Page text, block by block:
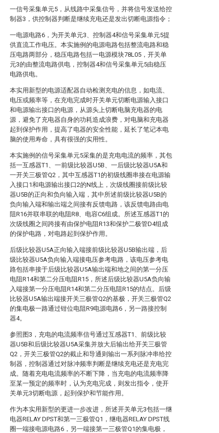
一信号采集单元5，从线路中采集信号，并将信号发送给控
制器3，供控制器判断是继续充电还是发出切断电源指令；
一电源电路6，为开关单元3、控制器4和信号采集单元5提
供直流工作电压。本实施例的电源电路包括整流电路和稳
压电路两部分，稳压电路包括一电源模块78L05，开关单
元3的由整流电路供电，控制器4和信号采集单元5由稳压
电路供电。
本实用新型的电源适配器自动检测充电的信息，如电流、
电压或频率等，在充电完成时开关单元切断电源输入接口
和电源输出接口的电源，从源头上切断电脑充电器的电
源，避免了充电器自身的功耗造成浪费，对电脑和充电器
起到保护作用，提高了电器的安全性能，延长了笔记本电
脑的使用寿命，具有很强的实用性。
本实施例的信号采集单元5采集的是充电电流的频率，其包
括一互感器T1、一前级比较器U5B、一后级比较器U5A和
一开关三极管Q2，其中互感器T1的初级线圈串接在电源输
入接口1和电源输出接口2的N线上，次级线圈接前级比较
器U5B的正向和负向输入端，其中所述前级比较器U5B的
负向输入端和输出端之间接有反馈电路，该反馈电路由电
阻R16并联串联的电阻R8、电容C6组成。所述互感器T1的
次级线圈之间跨接有由保护电阻R13和保护二极管D4组成
的保护电路，对电路起到保护作用。
后级比较器U5A正向输入端接前级比较器U5B输出端，后
级比较器U5A负向输入端接电压参考电路，该电压参考电
路包括串接于后级比较器U5A输出端和地之间的第一分压
电阻R14和第二分压电阻R15，所述后级比较器U5A负向输
入端接第一分压电阻R14和第二分压电阻R15的结点。后级
比较器U5A输出端接开关三极管Q2的基极，开关三极管Q2
的集电极一路通过钳位电阻R9电源电路6，另一路接控制
器4。
参照图3，充电的电流频率信号通过互感器T1、前级比较
器U5B和后级比较器U5A采集并放大后输出给开关三极管
Q2，开关三极管Q2的截止和导通则输出一系列脉冲串给控
制器，控制器通过对脉冲频率判断是继续充电还是充电完
成。随着充电电流频率的不断下降，当充电的电流频率降
至某一预定的频率时，认为充电完成，则发出指令，使开
关单元3切断电源，起到保护和节能作用。
作为本实用新型的更进一步改进，所述开关单元3包括一继
电器RELAY DPST和第一三极管Q1，继电器RELAY DPST线
圈一端接电源电路6，另一端接第一三极管Q1的集电极，